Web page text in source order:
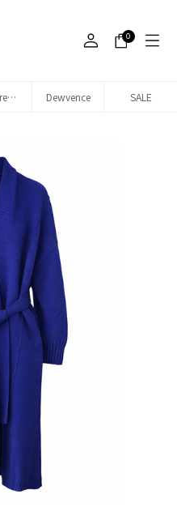
0
Made Premium denim Dewvence SALE